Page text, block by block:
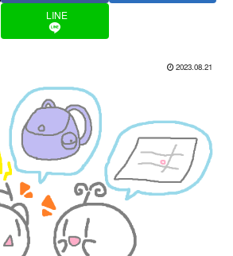
LINE
2023.08.21